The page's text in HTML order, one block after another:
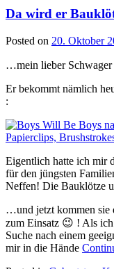
Da wird er
Posted on 20. Oktober
…mein lieber
Er bekommt nämlich
:
Eigentlich hatte ich mir
für den jüngsten
Neffen! Die Bauklötze
…und jetzt kommen sie
zum Einsatz 😉 ! Als ich
Suche nach einem
mir in die Hände